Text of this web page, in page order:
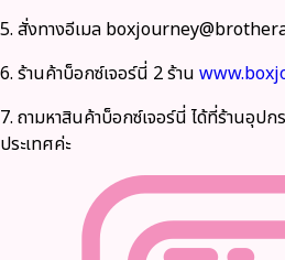
5. สั่งทางอีเมล
6. ร้านค้าบ็อกซ์เจอร์นี่ 2 ร้าน
7. ถามหาสินค้าบ็อกซ์เจอร์นี่ ได้ที่ร้านอุป
ประเทศค่ะ